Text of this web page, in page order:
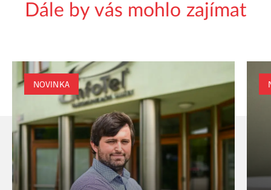
Dále by vás mohlo zajímat
NOVINKA